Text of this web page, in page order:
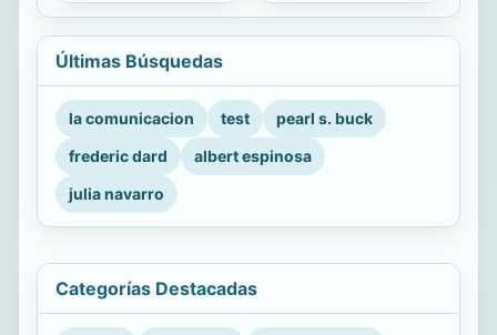
Últimas Búsquedas
la comunicacion test
pearl s. buck
frederic dard
albert espinosa
julia navarro
Categorías Destacadas